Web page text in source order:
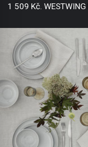
1 509 Kč.